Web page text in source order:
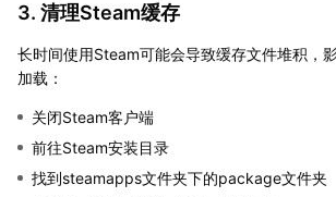
3. 清理Steam缓存
长时间使用Steam可能会导致缓存文件堆积，
加载：
关闭Steam客户端
前往Steam安装目录
找到steamapps文件夹下的package文件夹